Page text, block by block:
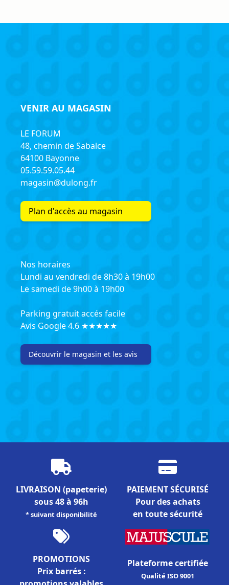
VENIR AU MAGASIN
LE FORUM
48, chemin de Sabalce
64100 Bayonne
05.59.59.05.44
magasin@dulong.fr
Plan d'accès au magasin
Nos horaires
Lundi au vendredi de 8h30 à 19h00
Le samedi de 9h00 à 19h00
Parking gratuit accés facile
Avis Google 4.6 ★★★★★
Découvrir le magasin et les avis
LIVRAISON (papeterie)
sous 48 à 96h
* suivant disponibilité
PAIEMENT SÉCURISÉ
Pour des achats
en toute sécurité
PROMOTIONS
Prix barrés :
Plateforme certifiée
Qualité ISO 9001